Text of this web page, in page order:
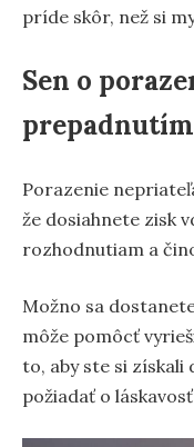
príde skôr, než si
Sen o
prepadnutím
Porazenie
že dosiahnete zisk
rozhodnutiam a
Možno sa
môže pomôcť
to, aby ste si získali
požiadať o